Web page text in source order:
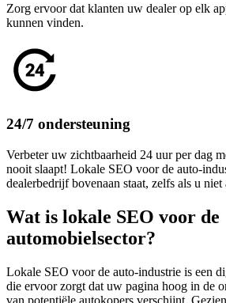
Zorg ervoor dat klanten uw dealer op elk
kunnen vinden.
24/7 ondersteuning
Verbeter uw zichtbaarheid 24 uur per dag
nooit slaapt! Lokale SEO voor de auto-
dealerbedrijf bovenaan staat, zelfs als u niet
Wat is lokale SEO voor de
automobielsector?
Lokale SEO voor de auto-industrie is een
die ervoor zorgt dat uw pagina hoog in de
van potentiële autokopers verschijnt.